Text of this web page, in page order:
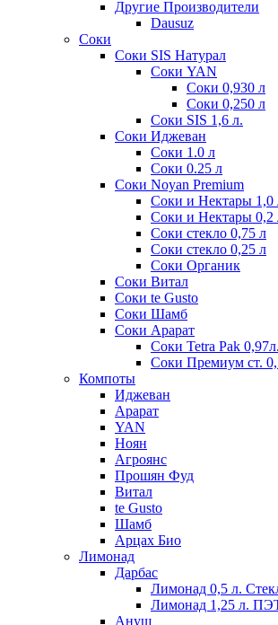
Другие Производители
Dausuz
Соки
Соки SIS Натурал
Соки YAN
Соки 0,930 л
Соки 0,250 л
Соки SIS 1,6 л.
Соки Иджеван
Соки 1.0 л
Соки 0.25 л
Соки Noyan Premium
Соки и Нектары 1,0
Соки и Нектары 0,2
Соки стекло 0,75 л
Соки стекло 0,25 л
Соки Органик
Соки Витал
Соки te Gusto
Соки Шамб
Соки Арарат
Соки Tetra Pak 0,97л.
Соки Премиум ст.
Компоты
Иджеван
Арарат
YAN
Ноян
Агроянс
Прошян Фуд
Витал
te Gusto
Шамб
Арцах Био
Лимонад
Дарбас
Лимонад 0,5 л.
Лимонад 1,25 л.
Ануш